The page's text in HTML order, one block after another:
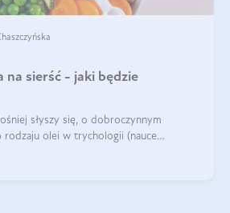
na sierść - jaki będzie
słyszy się, o dobroczynnym
rodzaju olei w trychologii (nauce